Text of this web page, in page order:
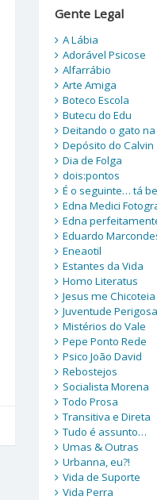
Gente Legal
A Lábia
Adorável Psicose
Alfarrábio
Arte Amiga
Boteco Escola
Butecu do Edu
Deitando o gato
Depósito do Calvin
Dia de Folga
dois:pontos
É o seguinte… tá
Edna Medici
Edna
Eduardo
Eneaotil
Estantes da Vida
Homo Literatus
Jesus me Chicoteia
Juventude Perigosa
Mistérios do Vale
Pepe Ponto Rede
Psico João David
Rebostejos
Socialista Morena
Todo Prosa
Transitiva e Direta
Tudo é assunto…
Umas & Outras
Urbanna, eu?!
Vida de Suporte
Vida Perra